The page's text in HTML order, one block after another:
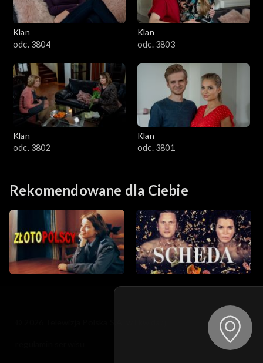
Klan
odc. 3804
Klan
odc. 3803
Klan
odc. 3802
Klan
odc. 3801
Rekomendowane dla Ciebie